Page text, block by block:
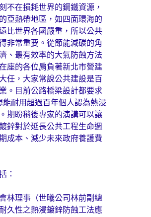
不在損耗世界的鋼鐵資源，
亞熱帶地區，如四面環海的
比世界各國嚴重，所以公共
非常重要。從節能減碳的角
、最有效率的大氣防蝕方法
座的各位肩負著新北市營建
任，大家常說公共建設是百
。目前公路橋梁設計都要求
能耐用超過百年個人認為熱浸
期盼稍後專家的演講可以讓
鋅對於延長公共工程生命週
成本、減少未來政府養護費
：
林理事（世曦公司林前副總
久性之熱浸鍍鋅防蝕工法應